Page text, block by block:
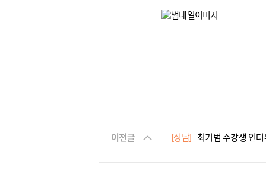
이전글 [성남] 최기범 수강생 인터